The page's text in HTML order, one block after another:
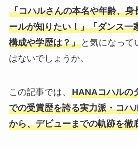
「コハルさんの本名や年齢、身
ールが知りたい！」「ダンス一
構成や学歴は？」と気になって
はないでしょうか。
この記事では、 HANAコハルの
での受賞歴を誇る実力派・コハ
から、デビューまでの軌跡を徹